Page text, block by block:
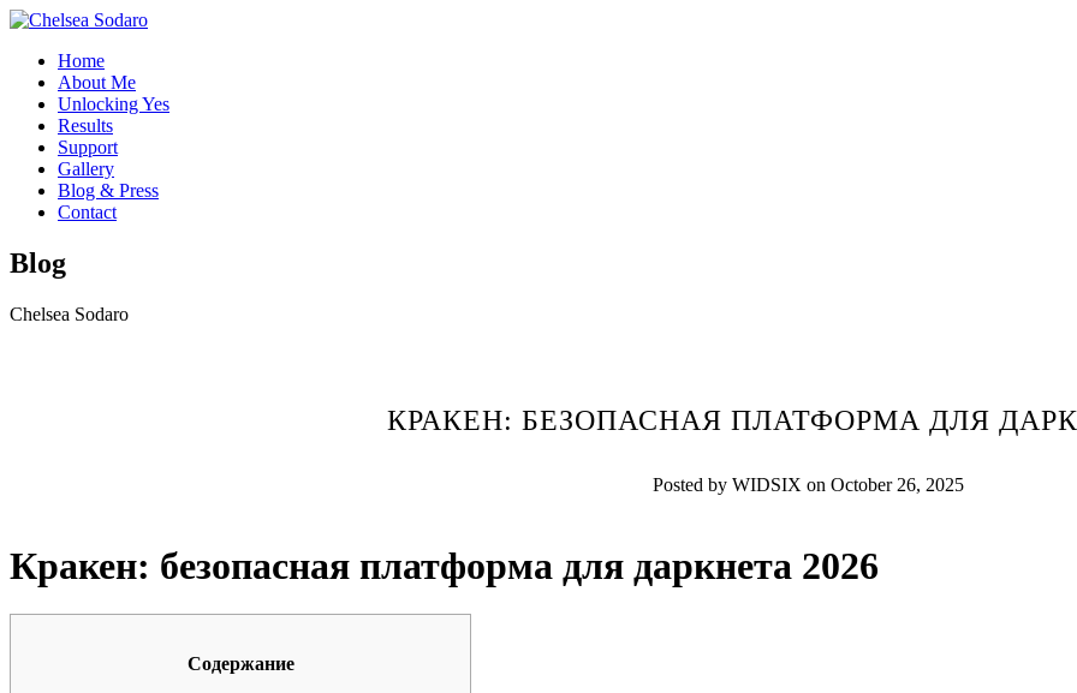
Home
About Me
Unlocking Yes
Results
Support
Gallery
Blog & Press
Contact
Blog
Chelsea Sodaro
КРАКЕН: БЕЗОПАСНАЯ ПЛАТФОРМА ДЛЯ
Posted by WIDSIX on October 26, 2025
Кракен: безопасная платформа для даркнета 2026
Содержание